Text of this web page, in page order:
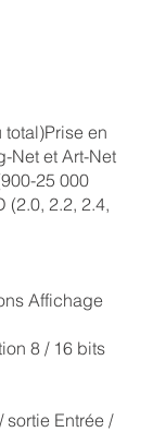
en
Net et Art-Net
25 000
(2.0, 2.2, 2.4,
Affichage
8 / 16 bits
sortie Entrée /